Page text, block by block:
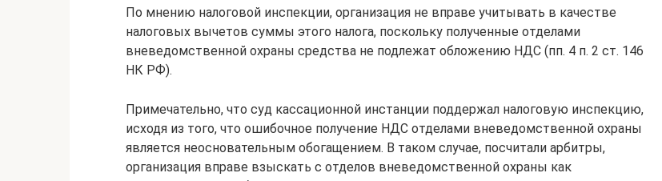
По мнению налоговой инспекции, организация не вправе учитывать в качестве
налоговых вычетов суммы этого налога, поскольку полученные отделами
вневедомственной охраны средства не подлежат обложению НДС (пп. 4 п. 2 ст. 146
НК РФ).
Примечательно, что суд кассационной инстанции поддержал налоговую инспекцию,
исходя из того, что ошибочное получение НДС отделами вневедомственной охраны
является неосновательным обогащением. В таком случае, посчитали арбитры,
организация вправе взыскать с отделов вневедомственной охраны как